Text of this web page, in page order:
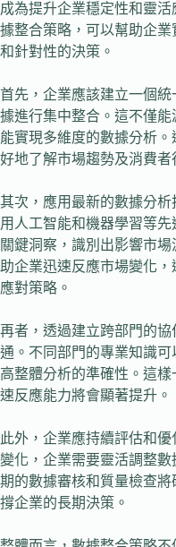
成為提升企業穩定性和靈
據整合策略，可以幫助企
和針對性的決策。
首先，企業應該建立一個
據進行集中整合。這不僅
能實現多維度的數據分析
好地了解市場趨勢及消費者
其次，應用最新的數據分
用人工智能和機器學習等
關鍵洞察，識別出影響市
助企業迅速反應市場變化
應對策略。
再者，透過建立跨部門的
通。不同部門的專業知識
高整體分析的準確性。這
速反應能力將會顯著提升。
此外，企業應持續評估和
變化，企業需要靈活調整
期的數據審核和質量檢查
撐企業的長期決策。